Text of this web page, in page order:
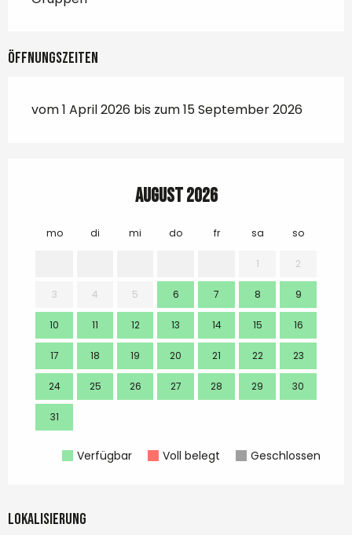
Öffnungszeiten
vom 1 April 2026 bis zum 15 September 2026
August 2026
mo di mi do fr sa so
1 2
3 4 5 6 7 8 9
10 11 12 13 14 15 16
17 18 19 20 21 22 23
24 25 26 27 28 29 30
31
Verfügbar Voll belegt Geschlossen
Lokalisierung